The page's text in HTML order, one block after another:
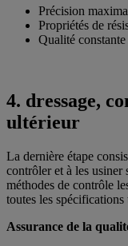
Précision
Propriétés de
Qualité
4. dressage,
ultérieur
La dernière étape
contrôler et à les
méthodes de contrôle
toutes les
Assurance de la